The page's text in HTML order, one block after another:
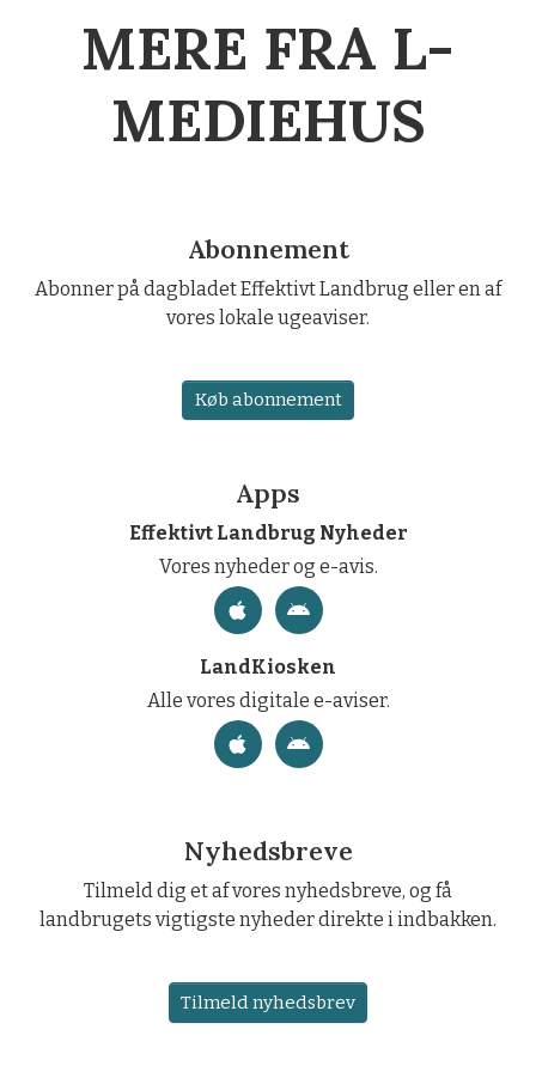
MERE FRA L-
MEDIEHUS
Abonnement
Abonner på dagbladet Effektivt Landbrug eller en af
vores lokale ugeaviser.
Køb abonnement
Apps
Effektivt Landbrug Nyheder
Vores nyheder og e-avis.
LandKiosken
Alle vores digitale e-aviser.
Nyhedsbreve
Tilmeld dig et af vores nyhedsbreve, og få
landbrugets vigtigste nyheder direkte i indbakken.
Tilmeld nyhedsbrev